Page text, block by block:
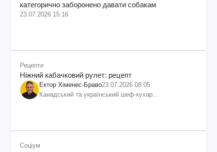
категорично заборонено давати собакам
23.07.2026 15:16
Рецепти
Ніжний кабачковий рулет: рецепт
Ектор Хіменес-Браво23.07.2026 08:05
Канадський та український шеф-кухар
Соціум